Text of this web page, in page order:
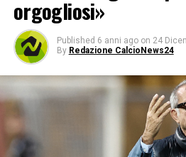
orgogliosi»
Published 6 anni ago on 24
By Redazione CalcioNews24